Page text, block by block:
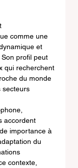
comme une
et
Son profil peut
qui recherchent
du monde
secteurs
accordent
importance à
du
contexte,